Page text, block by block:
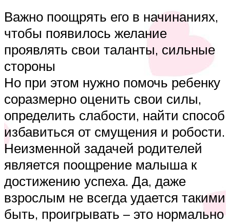
Важно поощрять его в начинаниях,
чтобы появилось желание
проявлять свои таланты, сильные
стороны
Но при этом нужно помочь ребенку
соразмерно оценить свои силы,
определить слабости, найти способ
избавиться от смущения и робости.
Неизменной задачей родителей
является поощрение малыша к
достижению успеха. Да, даже
взрослым не всегда удается такими
быть, проигрывать – это нормально